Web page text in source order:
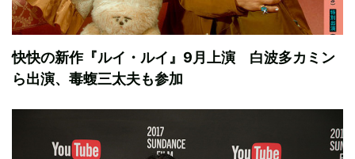
快快の新作『ルイ・ルイ』9月上演 白波多カミン
ら出演、毒蝮三太夫も参加